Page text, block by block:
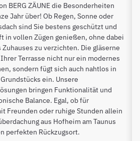
BERG ZÄUNE die Besonderheiten
Jahr über! Ob Regen, Sonne oder
sind Sie bestens geschützt und
in vollen Zügen genießen, ohne dabei
zu verzichten. Die gläserne
Terrasse nicht nur ein modernes
sondern fügt sich auch nahtlos in
ein. Unsere
bringen Funktionalität und
Balance. Egal, ob für
Freunden oder ruhige Stunden allein
aus Hofheim am Taunus
perfekten Rückzugsort.